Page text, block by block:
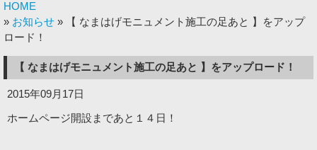
HOME
» お知らせ » 【 なまはげモニュメント施工の足あと 】をアップ
ロード！
【 なまはげモニュメント施工の足あと 】をアップロード！
2015年09月17日
ホームページ開設まであと１４日！